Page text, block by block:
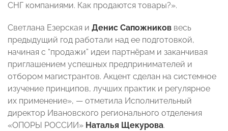
СНГ компаниями. Как продаются товары?».
Светлана Езерская и Денис Сапожников весь
предыдущий год работали над ее подготовкой,
начиная с “продажи” идеи партнёрам и заканчивая
приглашением успешных предпринимателей и
отбором магистрантов. Акцент сделан на системное
изучение принципов, лучших практик и регулярное
их применение», — отметила Исполнительный
директор Ивановского регионального отделения
«ОПОРЫ РОССИИ» Наталья Щекурова.